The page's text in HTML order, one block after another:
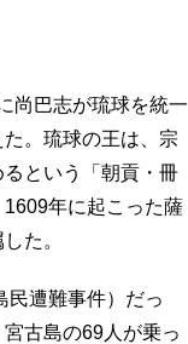
尚巴志が琉球を統一
。琉球の王は、宗
という「朝貢・冊
年に起こった薩
た。
遭難事件）だっ
古島の69人が乗っ